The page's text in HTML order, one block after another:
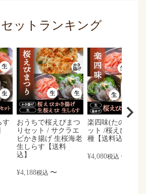
ットランキング
す
おうちで桜えびまつ
りセット / サクラエ
ビかき揚げ 生桜海老
生しらす【送料
込】
¥4,188税込 〜
楽四味(たのしみ)
ット /桜えび しら
種【送料込】
¥4,080税込 〜